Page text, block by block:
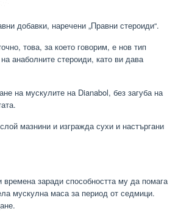
добавки, наречени „Правни стероиди“.
това, за което говорим, е нов тип
анаболните стероиди, като ви дава
на мускулите на Dianabol, без загуба на
мазнини и изгражда сухи и настъргани
заради способността му да помага
мускулна маса за период от седмици.